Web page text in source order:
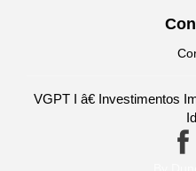
VGPT I â€ Investimentos